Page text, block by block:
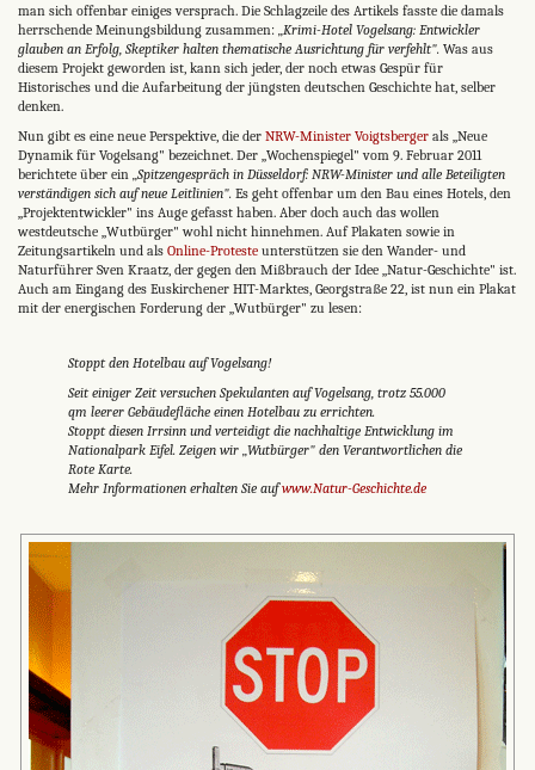
man sich offenbar einiges versprach. Die Schlagzeile des Artikels fasste die damals
herrschende Meinungsbildung zusammen: „Krimi-Hotel Vogelsang: Entwickler
glauben an Erfolg, Skeptiker halten thematische Ausrichtung für verfehlt". Was aus
diesem Projekt geworden ist, kann sich jeder, der noch etwas Gespür für
Historisches und die Aufarbeitung der jüngsten deutschen Geschichte hat, selber
denken.
Nun gibt es eine neue Perspektive, die der NRW-Minister Voigtsberger als „Neue
Dynamik für Vogelsang" bezeichnet. Der „Wochenspiegel" vom 9. Februar 2011
berichtete über ein „Spitzengespräch in Düsseldorf: NRW-Minister und alle Beteiligten
verständigen sich auf neue Leitlinien". Es geht offenbar um den Bau eines Hotels, den
„Projektentwickler" ins Auge gefasst haben. Aber doch auch das wollen
westdeutsche „Wutbürger" wohl nicht hinnehmen. Auf Plakaten sowie in
Zeitungsartikeln und als Online-Proteste unterstützen sie den Wander- und
Naturführer Sven Kraatz, der gegen den Mißbrauch der Idee „Natur-Geschichte" ist.
Auch am Eingang des Euskirchener HIT-Marktes, Georgstraße 22, ist nun ein Plakat
mit der energischen Forderung der „Wutbürger" zu lesen:
Stoppt den Hotelbau auf Vogelsang!
Seit einiger Zeit versuchen Spekulanten auf Vogelsang, trotz 55.000
qm leerer Gebäudefläche einen Hotelbau zu errichten.
Stoppt diesen Irrsinn und verteidigt die nachhaltige Entwicklung im
Nationalpark Eifel. Zeigen wir „Wutbürger" den Verantwortlichen die
Rote Karte.
Mehr Informationen erhalten Sie aufwww.Natur-Geschichte.de